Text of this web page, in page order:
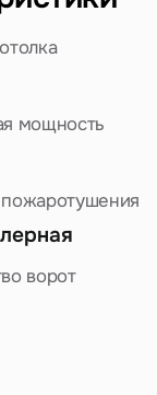
мощность
ворот